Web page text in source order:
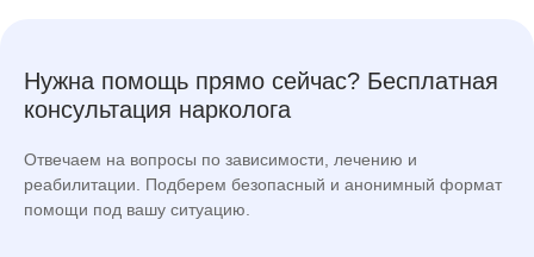
Нужна помощь прямо сейчас? Бесплатная
консультация нарколога
Отвечаем на вопросы по зависимости, лечению и
реабилитации. Подберем безопасный и анонимный формат
помощи под вашу ситуацию.